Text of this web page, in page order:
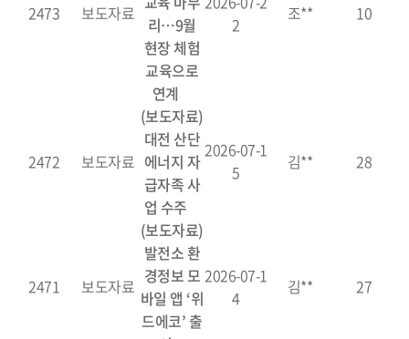
2473 보도자료
리…9월
현장 체험
교육으로
연계
2
조** 10
2472 보도자료
(보도자료)
대전 산단
에너지 자
급자족 사
업 수주
2026-07-1
5
김** 28
2471 보도자료
(보도자료)
발전소 환
경정보 모
바일 앱 ‘위
드에코’ 출
2026-07-1
4
김** 27